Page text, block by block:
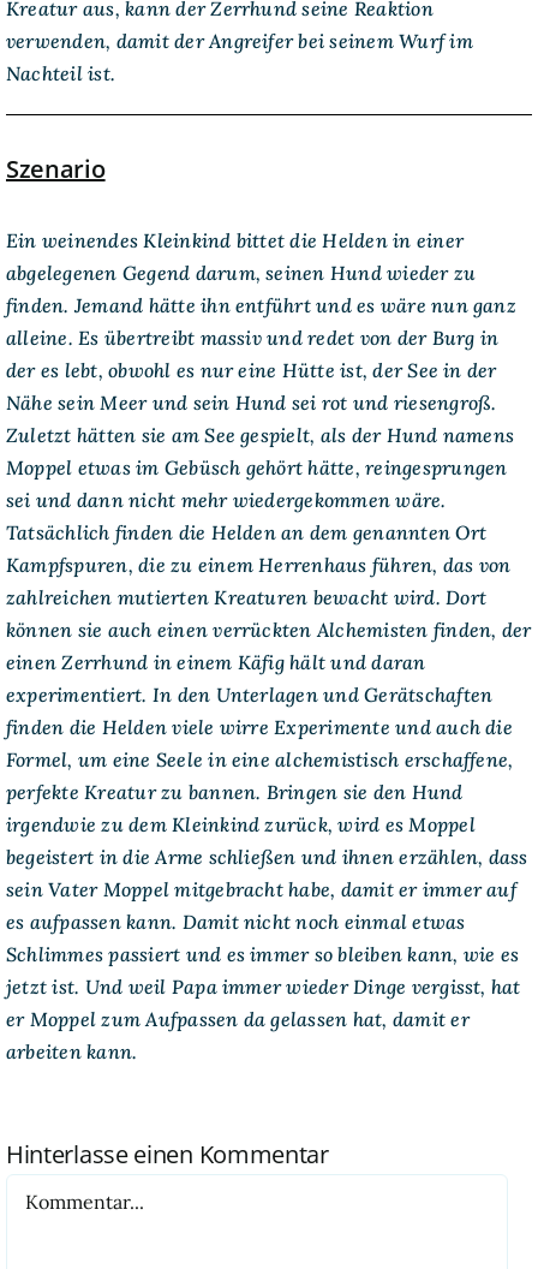
Kreatur aus, kann der Zerrhund seine Reaktion
verwenden, damit der Angreifer bei seinem Wurf im
Nachteil ist.
Szenario
Ein weinendes Kleinkind bittet die Helden in einer
abgelegenen Gegend darum, seinen Hund wieder zu
finden. Jemand hätte ihn entführt und es wäre nun ganz
alleine. Es übertreibt massiv und redet von der Burg in
der es lebt, obwohl es nur eine Hütte ist, der See in der
Nähe sein Meer und sein Hund sei rot und riesengroß.
Zuletzt hätten sie am See gespielt, als der Hund namens
Moppel etwas im Gebüsch gehört hätte, reingesprungen
sei und dann nicht mehr wiedergekommen wäre.
Tatsächlich finden die Helden an dem genannten Ort
Kampfspuren, die zu einem Herrenhaus führen, das von
zahlreichen mutierten Kreaturen bewacht wird. Dort
können sie auch einen verrückten Alchemisten finden, der
einen Zerrhund in einem Käfig hält und daran
experimentiert. In den Unterlagen und Gerätschaften
finden die Helden viele wirre Experimente und auch die
Formel, um eine Seele in eine alchemistisch erschaffene,
perfekte Kreatur zu bannen. Bringen sie den Hund
irgendwie zu dem Kleinkind zurück, wird es Moppel
begeistert in die Arme schließen und ihnen erzählen, dass
sein Vater Moppel mitgebracht habe, damit er immer auf
es aufpassen kann. Damit nicht noch einmal etwas
Schlimmes passiert und es immer so bleiben kann, wie es
jetzt ist. Und weil Papa immer wieder Dinge vergisst, hat
er Moppel zum Aufpassen da gelassen hat, damit er
arbeiten kann.
Hinterlasse einen Kommentar
Kommentar